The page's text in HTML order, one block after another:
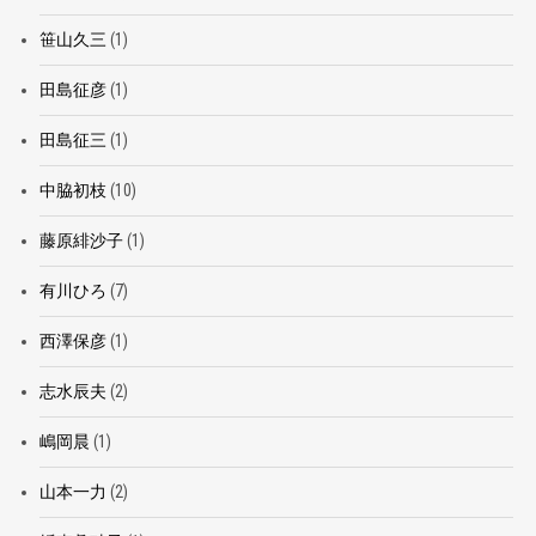
笹山久三 (1)
田島征彦(1)
田島征三 (1)
中脇初枝 (10)
藤原緋沙子(1)
有川ひろ (7)
西澤保彦(1)
志水辰夫 (2)
嶋岡晨 (1)
山本一力 (2)